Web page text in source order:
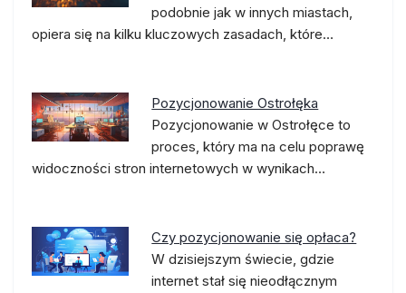
podobnie jak w innych miastach,
opiera się na kilku kluczowych zasadach, które…
Pozycjonowanie Ostrołęka
Pozycjonowanie w Ostrołęce to
proces, który ma na celu poprawę
widoczności stron internetowych w wynikach…
Czy pozycjonowanie się opłaca?
W dzisiejszym świecie, gdzie
internet stał się nieodłącznym